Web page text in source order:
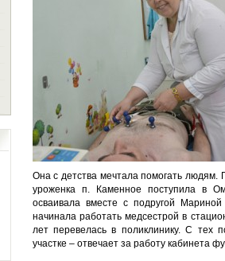
Она с детства мечтала помогать людям.
уроженка п. Каменное поступила в
осваивала вместе с подругой
начинала работать медсестрой в
лет перевелась в поликлинику. С тех
участке – отвечает за работу кабинета